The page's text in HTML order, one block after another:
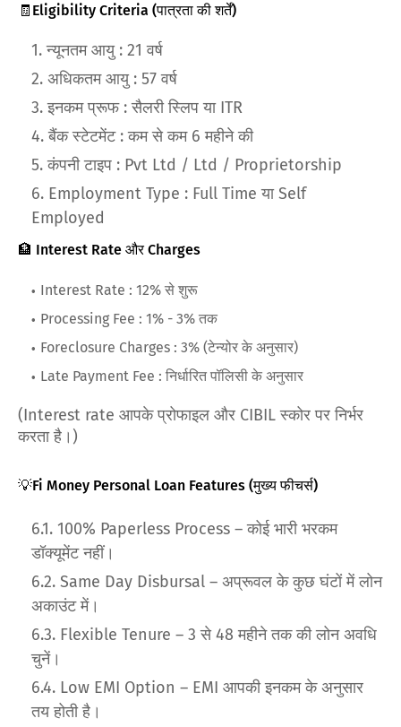
🧾Eligibility Criteria (पात्रता की शर्तें)
न्यूनतम आयु : 21 वर्ष
अधिकतम आयु : 57 वर्ष
इनकम प्रूफ : सैलरी स्लिप या ITR
बैंक स्टेटमेंट : कम से कम 6 महीने की
कंपनी टाइप : Pvt Ltd / Ltd / Proprietorship
Employment Type : Full Time या Self
Employed
🏦 Interest Rate और Charges
Interest Rate : 12% से शुरू
Processing Fee : 1% - 3% तक
Foreclosure Charges : 3% (टेन्योर के अनुसार)
Late Payment Fee : निर्धारित पॉलिसी के अनुसार
(Interest rate आपके प्रोफाइल और CIBIL स्कोर पर निर्भर
करता है।)
💡Fi Money Personal Loan Features (मुख्य फीचर्स)
100% Paperless Process – कोई भारी भरकम
डॉक्यूमेंट नहीं।
Same Day Disbursal – अप्रूवल के कुछ घंटों में लोन
अकाउंट में।
Flexible Tenure – 3 से 48 महीने तक की लोन अवधि
चुनें।
Low EMI Option – EMI आपकी इनकम के अनुसार
तय होती है।